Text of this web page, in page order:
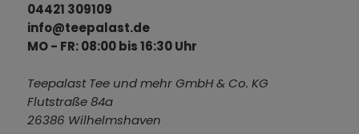
04421 309109
info@teepalast.de
MO - FR: 08:00 bis 16:30 Uhr
Teepalast Tee und mehr GmbH & Co. KG
Flutstraße 84a
26386 Wilhelmshaven